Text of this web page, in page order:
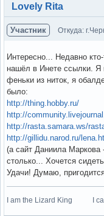
Вне форума
Lovely Rita
Участник Откуда:
Интересно... Недавно
нашёл в Инете ссылки. Я
феньки из ниток, я
было:
http://thing.hobby.ru/
http://
http://rasta.samara.ws/
http://gillidu.narod.ru/
(а сайт Даниила
столько... Хочется
Удачи! Думаю,
I am the Lizard King I